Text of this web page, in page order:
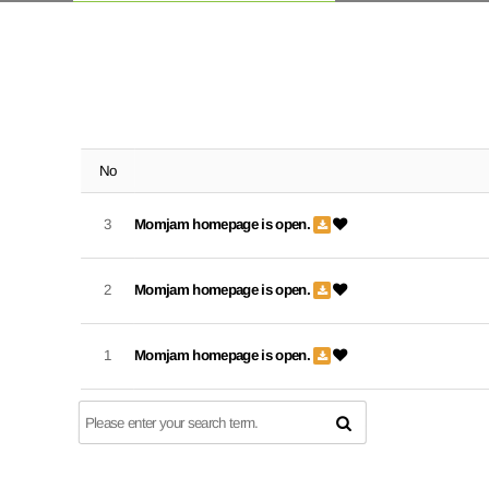
No
3 Momjam homepage is open.
2 Momjam homepage is open.
1 Momjam homepage is open.